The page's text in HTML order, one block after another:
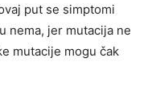
put se simptomi
nema, jer mutacija ne
mutacije mogu čak